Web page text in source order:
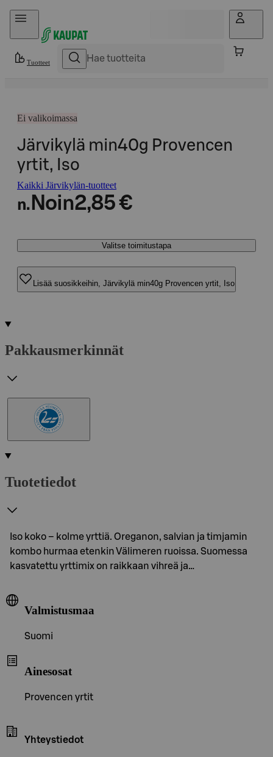
Hyppää sisältöön
Tuotteet
Ei valikoimassa
Järvikylä min40g Provencen
yrtit, Iso
Kaikki Järvikylän-tuotteet
n. Noin2,85 €
Valitse toimitustapa
Lisää suosikkeihin, Järvikylä min40g Provencen yrtit, Iso
Pakkausmerkinnät
Tuotetiedot
Iso koko – kolme yrttiä. Oreganon, salvian ja timjamin
kombo hurmaa etenkin Välimeren ruoissa. Suomessa
kasvatettu yrttimix on raikkaan vihreä ja…
Valmistusmaa
Suomi
Ainesosat
Provencen yrtit
Yhteystiedot